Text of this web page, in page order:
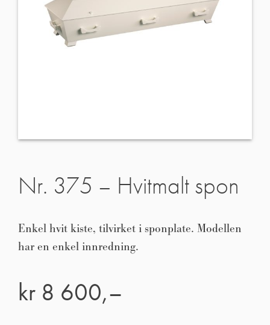
Nr. 375 – Hvitmalt spon
Enkel hvit kiste, tilvirket i sponplate. Modellen
har en enkel innredning.
kr 8 600,–